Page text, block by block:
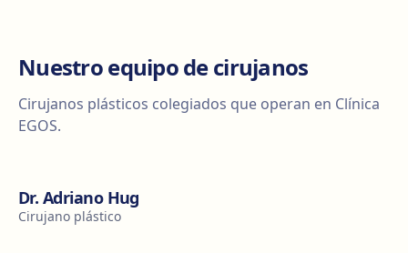
Nuestro equipo de cirujanos
Cirujanos plásticos colegiados que operan en Clínica
EGOS.
Dr. Adriano Hug
Cirujano plástico